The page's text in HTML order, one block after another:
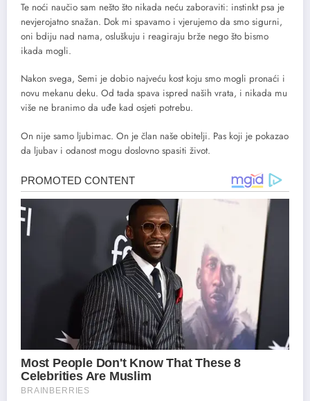
Te noći naučio sam nešto što nikada neću zaboraviti: instinkt psa je
nevjerojatno snažan. Dok mi spavamo i vjerujemo da smo sigurni,
oni bdiju nad nama, osluškuju i reagiraju brže nego što bismo
ikada mogli.
Nakon svega, Semi je dobio najveću kost koju smo mogli pronaći i
novu mekanu deku. Od tada spava ispred naših vrata, i nikada mu
više ne branimo da uđe kad osjeti potrebu.
On nije samo ljubimac. On je član naše obitelji. Pas koji je pokazao
da ljubav i odanost mogu doslovno spasiti život.